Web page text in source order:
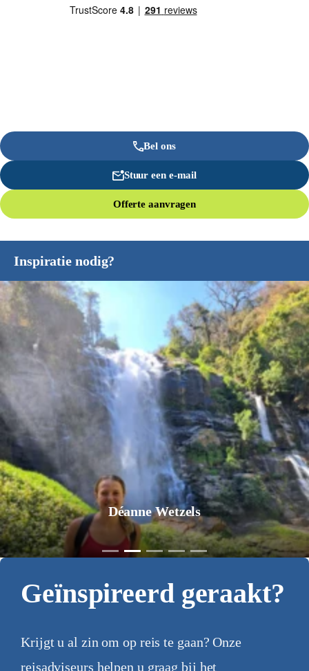
Bel ons
Stuur een e-mail
Offerte aanvragen
Inspiratie nodig?
Jurgen Pol
Geïnspireerd geraakt?
Krijgt u al zin om op reis te gaan? Onze
reisadviseurs helpen u graag bij het